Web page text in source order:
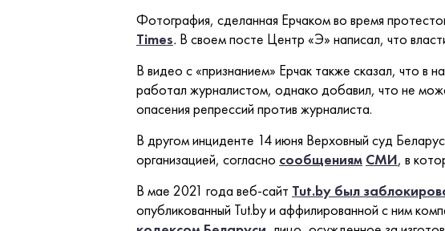
Фотография, сделанная Ерчаком во время
Times. В своем посте Центр «Э» написал, что
В видео с «признанием» Ерчак также сказал, что
работал журналистом, однако добавил, что не
опасения репрессий против журналиста.
В другом инциденте 14 июня Верховный суд
организацией, согласно сообщениям СМИ, в
В мае 2021 года веб-сайт Tut.by был
опубликованный Tut.by и аффилированной с ним